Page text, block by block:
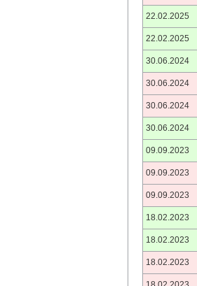
22.02.2025
22.02.2025
30.06.2024
30.06.2024
30.06.2024
30.06.2024
09.09.2023
09.09.2023
09.09.2023
18.02.2023
18.02.2023
18.02.2023